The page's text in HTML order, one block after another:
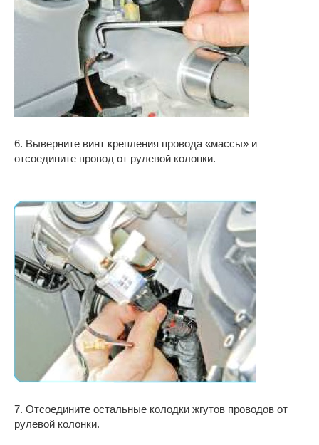
6. Выверните винт крепления провода «массы» и
отсоедините провод от рулевой колонки.
7. Отсоедините остальные колодки жгутов проводов от
рулевой колонки.